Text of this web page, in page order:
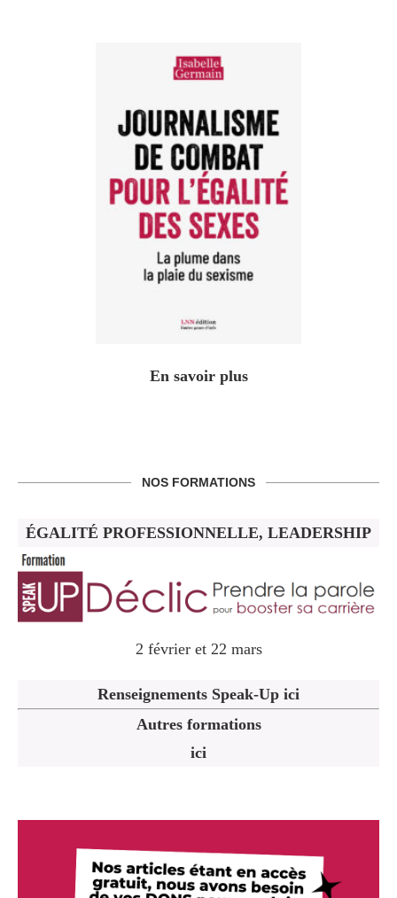
En savoir plus
NOS FORMATIONS
ÉGALITÉ PROFESSIONNELLE, LEADERSHIP
2 février et 22 mars
Renseignements Speak-Up ici
Autres formations
ici